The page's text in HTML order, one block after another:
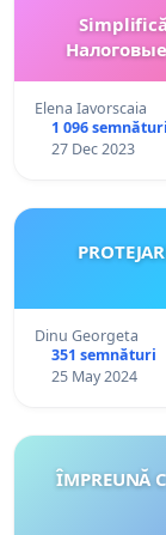
Elena Iavorscaia
1 096 semnături
27 Dec 2023
Dinu Georgeta
351 semnături
25 May 2024
ÎMPREUNĂ